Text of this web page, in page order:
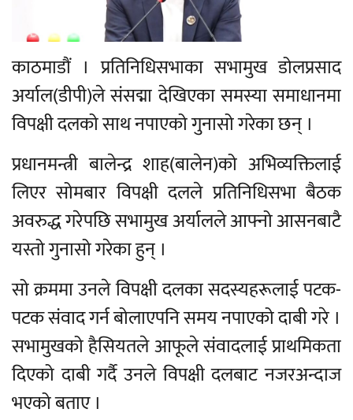
काठमाडौं । प्रतिनिधिसभाका सभामुख डोलप्रसाद
अर्याल(डीपी)ले संसद्मा देखिएका समस्या समाधानमा
विपक्षी दलको साथ नपाएको गुनासो गरेका छन् ।
प्रधानमन्त्री बालेन्द्र शाह(बालेन)को अभिव्यक्तिलाई
लिएर सोमबार विपक्षी दलले प्रतिनिधिसभा बैठक
अवरुद्ध गरेपछि सभामुख अर्यालले आफ्नो आसनबाटै
यस्तो गुनासो गरेका हुन् ।
सो क्रममा उनले विपक्षी दलका सदस्यहरूलाई पटक-
पटक संवाद गर्न बोलाएपनि समय नपाएको दाबी गरे ।
सभामुखको हैसियतले आफूले संवादलाई प्राथमिकता
दिएको दाबी गर्दै उनले विपक्षी दलबाट नजरअन्दाज
भएको बताए ।